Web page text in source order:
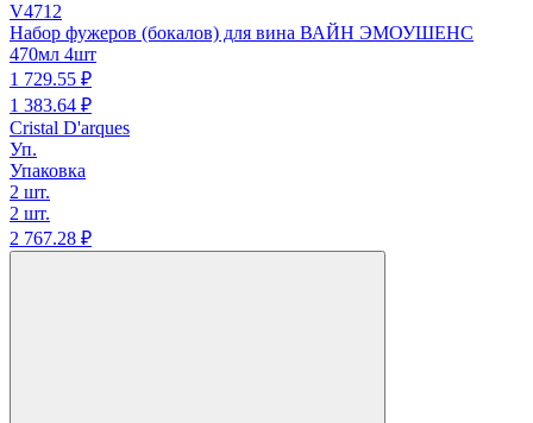
V4712
Набор фужеров (бокалов) для вина ВАЙН ЭМОУШЕНС
470мл 4шт
1 729.55 ₽
1 383.64 ₽
Cristal D'arques
Уп.
Упаковка
2 шт.
2 шт.
2 767.28 ₽